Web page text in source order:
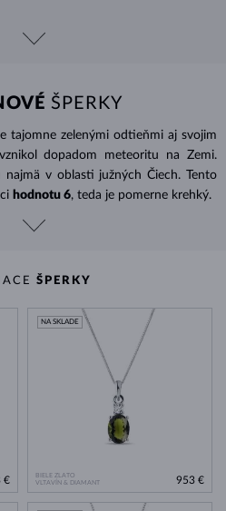
ŠPERKY
tajomne zelenými odtieňmi aj svojim
dopadom meteoritu na Zemi.
najmä v oblasti južných Čiech. Tento
hodnotu 6, teda je pomerne krehký.
ŠPERKY
€
BIELE ZLATO
VLTAVÍN & DIAMANT
NA SKLADE
953 €